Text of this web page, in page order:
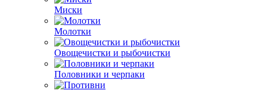
Миски
Молотки
Овощечистки и рыбочистки
Половники и черпаки